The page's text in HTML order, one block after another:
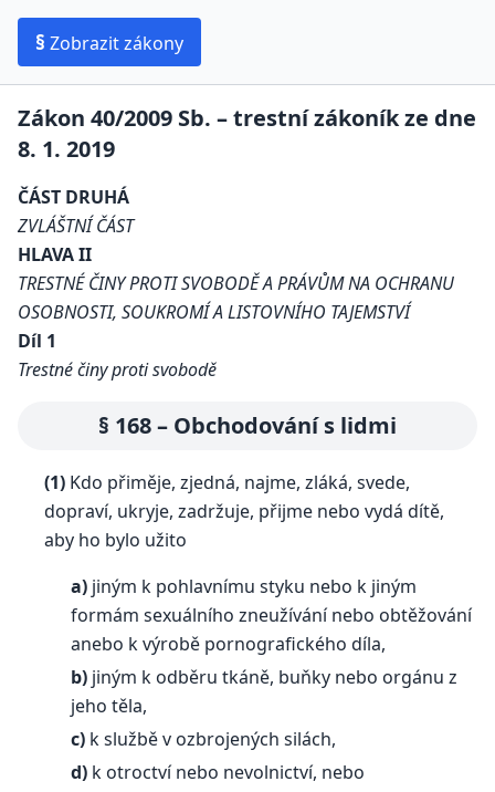
§ Zobrazit zákony
Zákon 40/2009 Sb. – trestní zákoník ze dne
8. 1. 2019
ČÁST DRUHÁ
ZVLÁŠTNÍ ČÁST
HLAVA II
TRESTNÉ ČINY PROTI SVOBODĚ A PRÁVŮM NA OCHRANU
OSOBNOSTI, SOUKROMÍ A LISTOVNÍHO TAJEMSTVÍ
Díl 1
Trestné činy proti svobodě
§ 168 – Obchodování s lidmi
(1) Kdo přiměje, zjedná, najme, zláká, svede,
dopraví, ukryje, zadržuje, přijme nebo vydá dítě,
aby ho bylo užito
a) jiným k pohlavnímu styku nebo k jiným
formám sexuálního zneužívání nebo obtěžování
anebo k výrobě pornografického díla,
b) jiným k odběru tkáně, buňky nebo orgánu z
jeho těla,
c) k službě v ozbrojených silách,
d) k otroctví nebo nevolnictví, nebo